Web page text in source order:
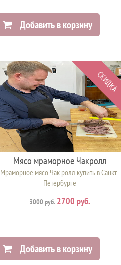
Добавить в корзину
СКИДКА
Мясо мраморное Чакролл
Мраморное мясо Чак ролл купить в Санкт-
Петербурге
3000 руб. 2700 руб.
Добавить в корзину